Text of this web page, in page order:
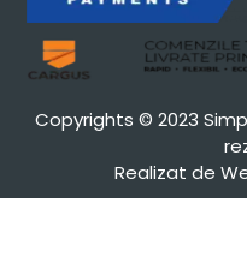
Copyrights © 2023
Realizat de